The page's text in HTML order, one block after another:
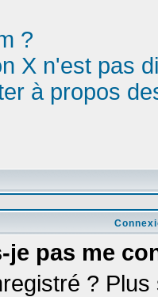
?
X n'est pas
à propos
pas me
?